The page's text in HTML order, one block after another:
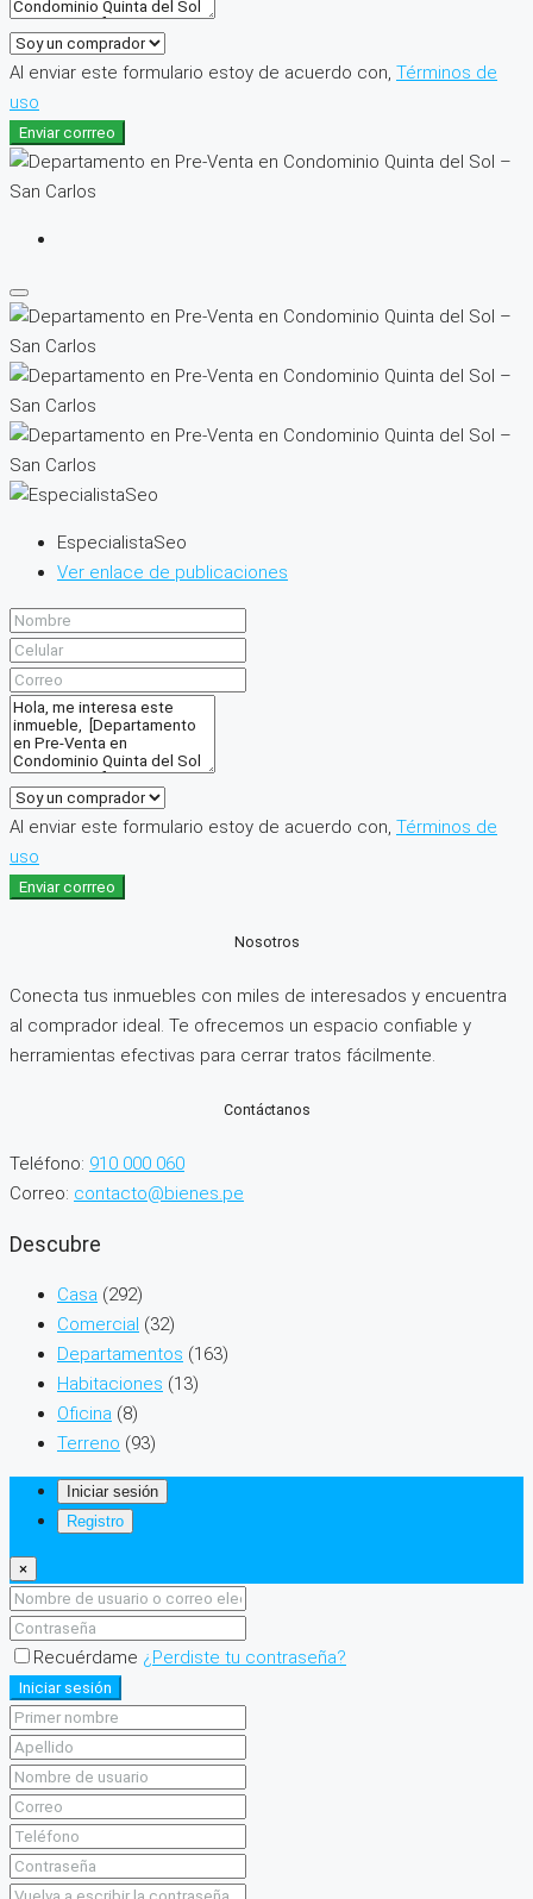
Al enviar este formulario estoy de acuerdo con, Términos de
uso
Enviar corrreo
EspecialistaSeo
Ver enlace de publicaciones
Al enviar este formulario estoy de acuerdo con, Términos de
uso
Enviar corrreo
Nosotros
Conecta tus inmuebles con miles de interesados y encuentra
al comprador ideal. Te ofrecemos un espacio confiable y
herramientas efectivas para cerrar tratos fácilmente.
Contáctanos
Teléfono: 910 000 060
Correo: contacto@bienes.pe
Descubre
Casa (292)
Comercial (32)
Departamentos (163)
Habitaciones (13)
Oficina (8)
Terreno (93)
Iniciar sesión
Registro
×
Recuérdame ¿Perdiste tu contraseña?
Iniciar sesión